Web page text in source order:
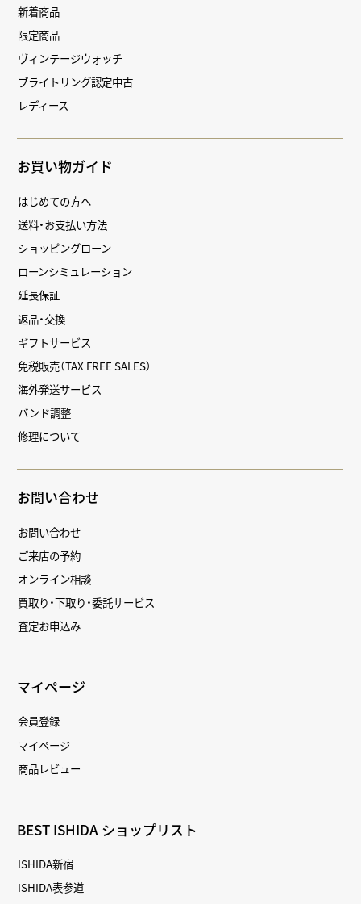
新着商品
限定商品
ヴィンテージウォッチ
ブライトリング認定中古
レディース
お買い物ガイド
はじめての方へ
送料・お支払い方法
ショッピングローン
ローンシミュレーション
延長保証
返品・交換
ギフトサービス
免税販売（TAX FREE SALES）
海外発送サービス
バンド調整
修理について
お問い合わせ
お問い合わせ
ご来店の予約
オンライン相談
買取り・下取り・委託サービス
査定お申込み
マイページ
会員登録
マイページ
商品レビュー
BEST ISHIDA ショップリスト
ISHIDA新宿
ISHIDA表参道